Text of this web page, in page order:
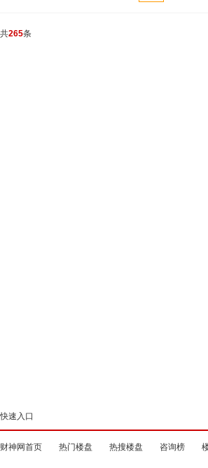
共265条
快速入口
财神网首页 热门楼盘 热搜楼盘 咨询榜